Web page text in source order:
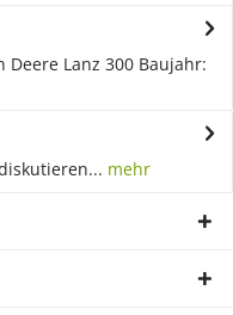
Deere Lanz 300 Baujahr:
mehr